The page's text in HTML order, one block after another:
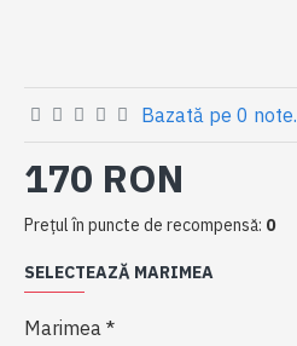
Bazată pe 0 note.
170 RON
Preţul în puncte de recompensă: 0
SELECTEAZĂ MARIMEA
Marimea